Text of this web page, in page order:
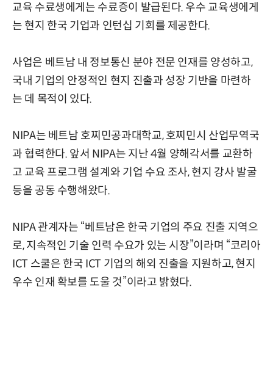
교육 수료생에게는 수료증이 발급된다. 우수 교육생에게
는 현지 한국 기업과 인턴십 기회를 제공한다.
사업은 베트남 내 정보통신 분야 전문 인재를 양성하고,
국내 기업의 안정적인 현지 진출과 성장 기반을 마련하
는 데 목적이 있다.
NIPA는 베트남 호찌민공과대학교, 호찌민시 산업무역국
과 협력한다. 앞서 NIPA는 지난 4월 양해각서를 교환하
고 교육 프로그램 설계와 기업 수요 조사, 현지 강사 발굴
등을 공동 수행해왔다.
NIPA 관계자는 “베트남은 한국 기업의 주요 진출 지역으
로, 지속적인 기술 인력 수요가 있는 시장”이라며 “코리아
ICT 스쿨은 한국 ICT 기업의 해외 진출을 지원하고, 현지
우수 인재 확보를 도울 것”이라고 밝혔다.